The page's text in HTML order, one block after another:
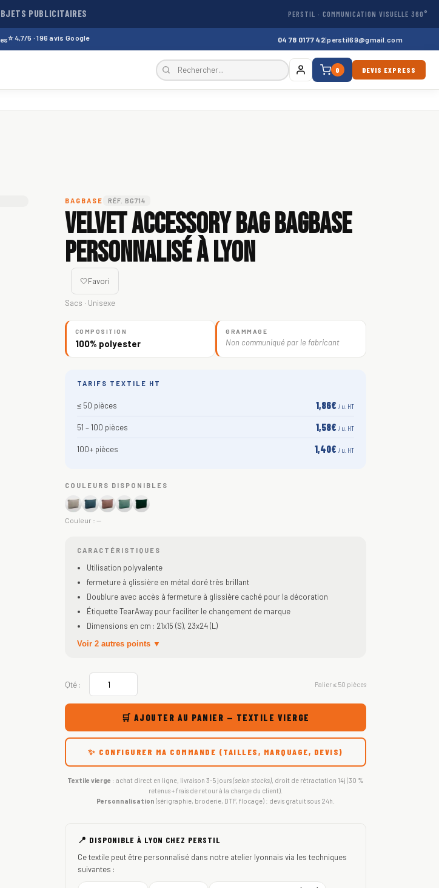
PUBLICITAIRES PERSTIL · COMMUNICATION VISUELLE 360°
⭐ 4,7/5 · 196 avis Google 04 78 01 77 42|perstil69@gmail.com
0 DEVIS EXPRESS
BAGBASE RÉF. BG714
Velvet Accessory Bag Bagbase
personnalisé à Lyon
🤍Favori
Sacs · Unisexe
COMPOSITION
100% polyester
GRAMMAGE
Non communiqué par le fabricant
TARIFS TEXTILE HT
≤ 50 pièces 1,86€ / u. HT
51 – 100 pièces 1,58€ / u. HT
100+ pièces 1,40€ / u. HT
COULEURS DISPONIBLES
Couleur : —
CARACTÉRISTIQUES
Utilisation polyvalente
fermeture à glissière en métal doré très brillant
Doublure avec accès à fermeture à glissière caché pour la décoration
Étiquette TearAway pour faciliter le changement de marque
Dimensions en cm : 21x15 (S), 23x24 (L)
Voir 2 autres points ▼
Qté : Palier ≤ 50 pièces
🛒 AJOUTER AU PANIER — TEXTILE VIERGE
✨ CONFIGURER MA COMMANDE (TAILLES, MARQUAGE, DEVIS)
Textile vierge : achat direct en ligne, livraison 3-5 jours(selon stocks), droit de rétractation 14j (30 %
retenus + frais de retour à la charge du client).
Personnalisation (sérigraphie, broderie, DTF, flocage) : devis gratuit sous 24h.
📍 DISPONIBLE À LYON CHEZ PERSTIL
Ce textile peut être personnalisé dans notre atelier lyonnais via les techniques
suivantes :